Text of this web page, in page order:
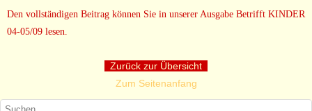
Den vollständigen Beitrag können Sie in unserer Ausgabe Betrifft KINDER
04-05/09 lesen.
Zurück zur Übersicht
Zum Seitenanfang